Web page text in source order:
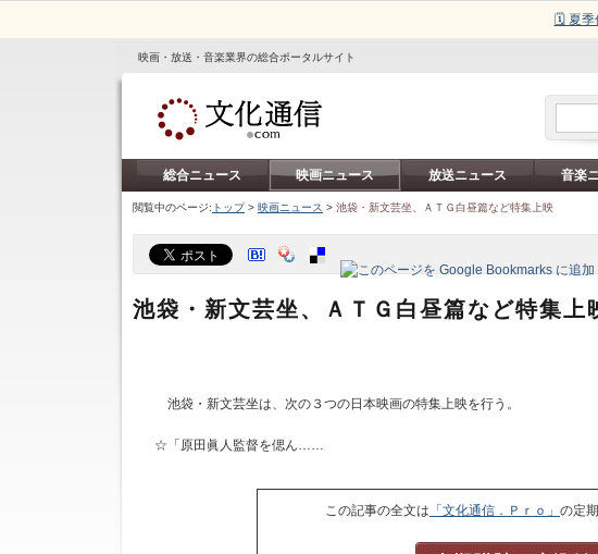
🗓️ 夏季
映画・放送・音楽業界の総合ポータルサイト
総合ニュース 映画ニュース 放送ニュース 音楽
閲覧中のページ: トップ> 映画ニュース > 池袋・新文芸坐、ＡＴＧ白昼篇など特集上映
池袋・新文芸坐、ＡＴＧ白昼篇など特集上
池袋・新文芸坐は、次の３つの日本映画の特集上映を行う。
☆「原田眞人監督を偲ん……
この記事の全文は 「文化通信．Ｐｒｏ」 の定